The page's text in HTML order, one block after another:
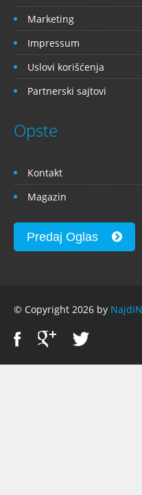
Marketing
Impressum
Uslovi korišćenja
Partnerski sajtovi
Opste
Kontakt
Magazin
Predaj Oglas
© Copyright 2026 by